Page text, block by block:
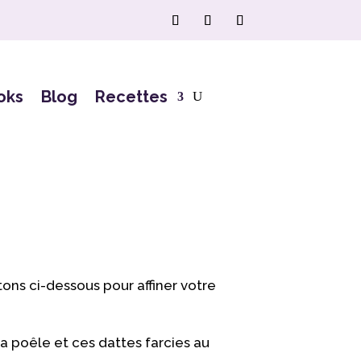
Blog Recettes
ci-dessous pour affiner votre
poêle et ces dattes farcies au